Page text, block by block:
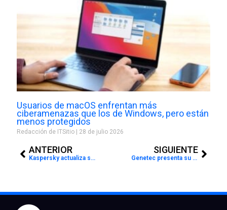
Usuarios de macOS enfrentan más
ciberamenazas que los de Windows, pero están
menos protegidos
Redacción de ITSitio 28 de julio 2026
ANTERIOR
Kaspersky actualiza su Programa de Canales para ofrecer más beneficios
SIGUIENTE
Genetec presenta su solución unificada SaaS de nivel empresarial